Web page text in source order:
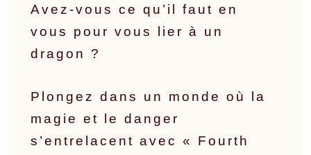
Avez-vous ce qu’il faut en
vous pour vous lier à un
dragon ?
Plongez dans un monde où la
magie et le danger
s’entrelacent avec « Fourth